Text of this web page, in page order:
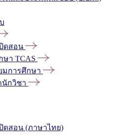
ดสอน
ษา TCAS
มการศึกษา
กวิชา
ดสอน (ภาษาไทย)